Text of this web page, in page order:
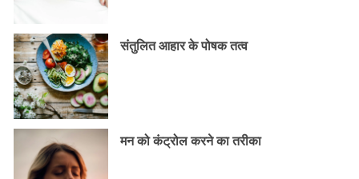
संतुलित आहार के पोषक तत्व
मन को कंट्रोल करने का तरीका